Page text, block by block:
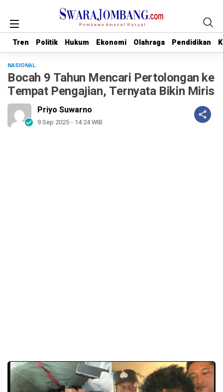
Tren Politik Hukum Ekonomi Olahraga Pendidikan
Tren Politik Hukum Ekonomi Olahraga Pendidikan
NASIONAL
Bocah 9 Tahun Mencari Pertolongan ke
Tempat Pengajian, Ternyata Bikin Miris
Priyo Suwarno
9 Sep 2025 - 14:24 WIB